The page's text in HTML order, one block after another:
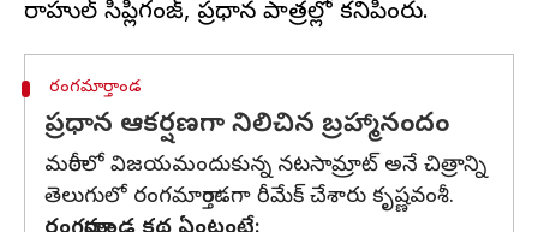
రంగమార్తాండ
ప్రధాన ఆకర్షణగా నిలిచిన బ్రహ్మానందం
మరాఠీలో విజయమందుకున్న నటసామ్రాట్ అనే చిత్రాన్ని
తెలుగులో రంగమార్తాండగా రీమేక్ చేశారు కృష్ణవంశీ.